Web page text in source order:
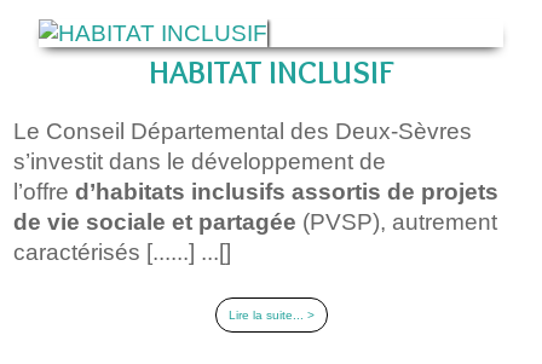
HABITAT INCLUSIF
Le Conseil Départemental des Deux-Sèvres
s’investit dans le développement de
l’offred’habitats inclusifs assortis de projets
de vie sociale et partagée (PVSP), autrement
caractérisés [......] ...[]
Lire la suite... >